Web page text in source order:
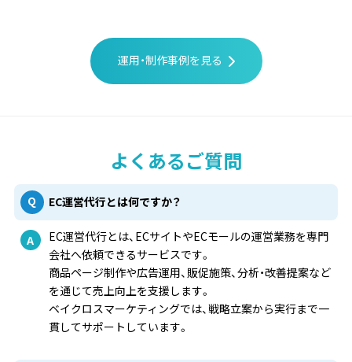
運用・制作事例を見る
よくあるご質問
EC運営代行とは何ですか？
EC運営代行とは、ECサイトやECモールの運営業務を専門
会社へ依頼できるサービスです。
商品ページ制作や広告運用、販促施策、分析・改善提案など
を通じて売上向上を支援します。
ベイクロスマーケティングでは、戦略立案から実行まで一
貫してサポートしています。